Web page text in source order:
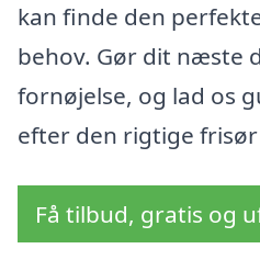
kan finde den
behov. Gør dit næste
fornøjelse, og lad os
efter den rigtige
Få tilbud, gratis og